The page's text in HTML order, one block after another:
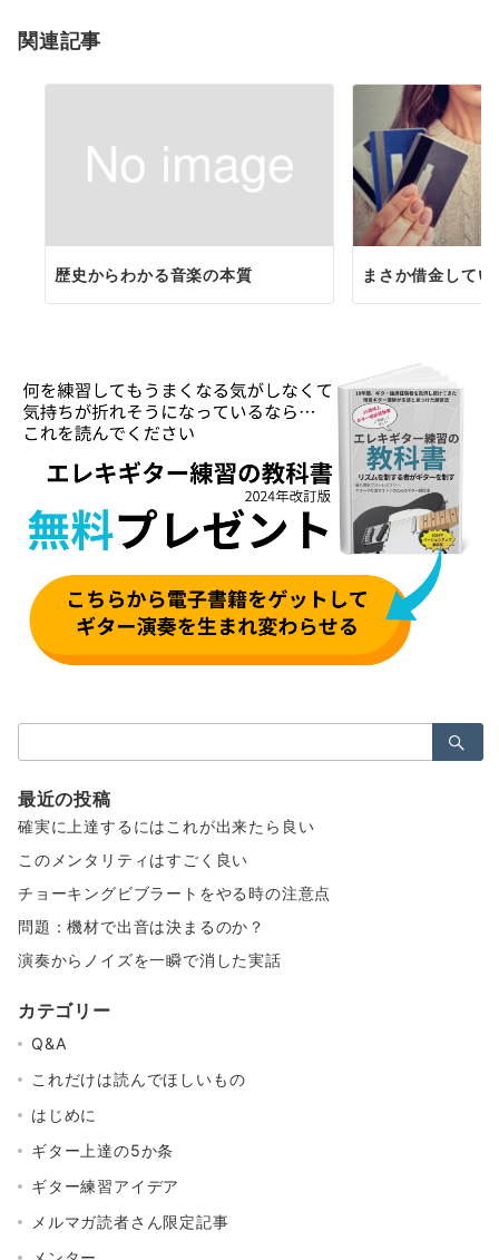
ン
関連記事
歴史からわかる音楽の本質 まさか借金して
索：
最近の投稿
確実に上達するにはこれが出来たら良い
このメンタリティはすごく良い
チョーキングビブラートをやる時の注意点
問題：機材で出音は決まるのか？
演奏からノイズを一瞬で消した実話
カテゴリー
Q&A
これだけは読んでほしいもの
はじめに
ギター上達の5か条
ギター練習アイデア
メルマガ読者さん限定記事